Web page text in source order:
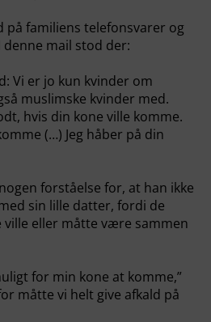
på familiens telefonsvarer og
mail stod der:
Vi er jo kun kvinder om
muslimske kvinder med.
hvis din kone ville komme.
(…) Jeg håber på din
forståelse for, at han ikke
sin lille datter, fordi de
ville eller måtte være sammen
for min kone at komme,”
måtte vi helt give afkald på